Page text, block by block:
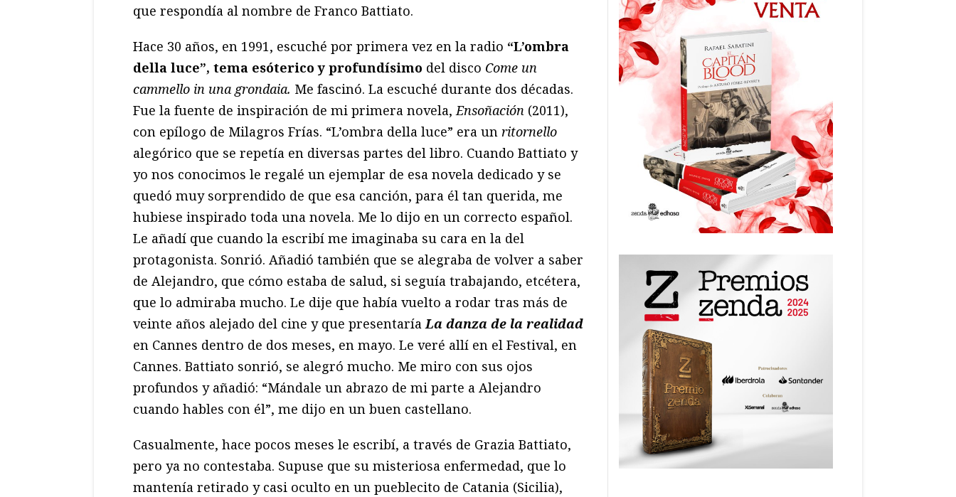
que respondía al nombre de Franco Battiato.
Hace 30 años, en 1991, escuché por primera vez en la radio “L’ombra
della luce”, tema esóterico y profundísimo del disco Come un
cammello in una grondaia. Me fascinó. La escuché durante dos décadas.
Fue la fuente de inspiración de mi primera novela,Ensoñación (2011),
con epílogo de Milagros Frías. “L’ombra della luce” era un ritornello
alegórico que se repetía en diversas partes del libro. Cuando Battiato y
yo nos conocimos le regalé un ejemplar de esa novela dedicado y se
quedó muy sorprendido de que esa canción, para él tan querida, me
hubiese inspirado toda una novela. Me lo dijo en un correcto español.
Le añadí que cuando la escribí me imaginaba su cara en la del
protagonista. Sonrió. Añadió también que se alegraba de volver a saber
de Alejandro, que cómo estaba de salud, si seguía trabajando, etcétera,
que lo admiraba mucho. Le dije que había vuelto a rodar tras más de
veinte años alejado del cine y que presentaríaLa danza de la realidad
en Cannes dentro de dos meses, en mayo. Le veré allí en el Festival, en
Cannes. Battiato sonrió, se alegró mucho. Me miro con sus ojos
profundos y añadió: “Mándale un abrazo de mi parte a Alejandro
cuando hables con él”, me dijo en un buen castellano.
Casualmente, hace pocos meses le escribí, a través de Grazia Battiato,
pero ya no contestaba. Supuse que su misteriosa enfermedad, que lo
mantenía retirado y casi oculto en un pueblecito de Catania (Sicilia),